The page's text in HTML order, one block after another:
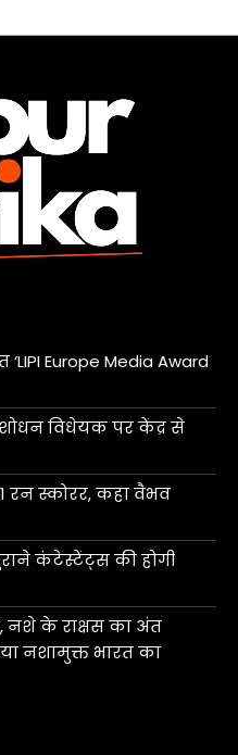
‘LIPI Europe Media Award
विधेयक पर केंद्र से
रन स्कोरर, कहा वैभव
कंटेस्टेंट्स की होगी
नशे के राक्षस का अंत
नशामुक्त भारत का